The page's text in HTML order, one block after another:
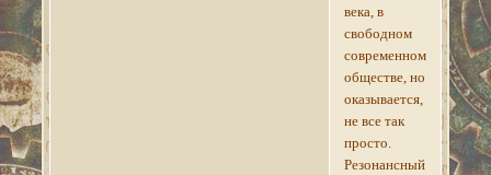
века, в
свободном
современном
обществе, но
оказывается,
не все так
просто.
Резонансный